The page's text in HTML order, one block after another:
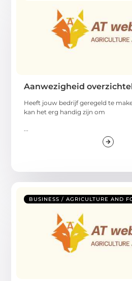
Aanwezigheid
Heeft jouw bedrijf geregeld te
kan het erg handig zijn om
BUSINESS / AGRICULTURE AND